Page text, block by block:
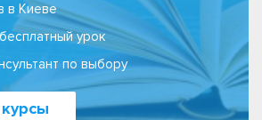
в Киеве
урок
по выбору